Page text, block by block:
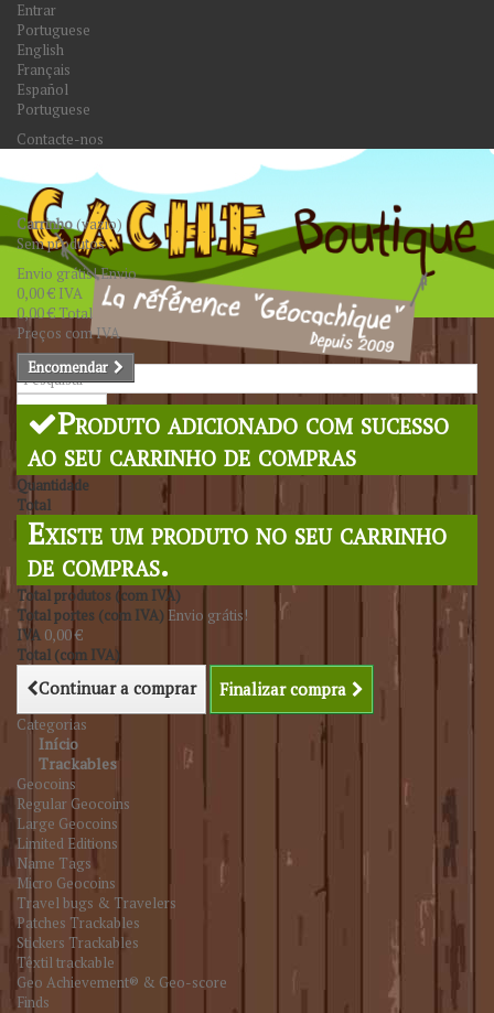
Entrar
Portuguese
English
Français
Español
Portuguese
Contacte-nos
Pesquisar
Carrinho(vazio)
Sem produtos
Envio grátis!Envio
0,00 € IVA
0,00 €Total
Preços com IVA
Encomendar
Produto adicionado com sucesso
ao seu carrinho de compras
Quantidade
Total
Existe um produto no seu carrinho
de compras.
Total produtos (com IVA)
Total portes (com IVA) Envio grátis!
IVA 0,00 €
Total (com IVA)
Continuar a comprar Finalizar compra
Categorias
Início
Trackables
Geocoins
Regular Geocoins
Large Geocoins
Limited Editions
Name Tags
Micro Geocoins
Travel bugs & Travelers
Patches Trackables
Stickers Trackables
Têxtil trackable
Geo Achievement® & Geo-score
Finds